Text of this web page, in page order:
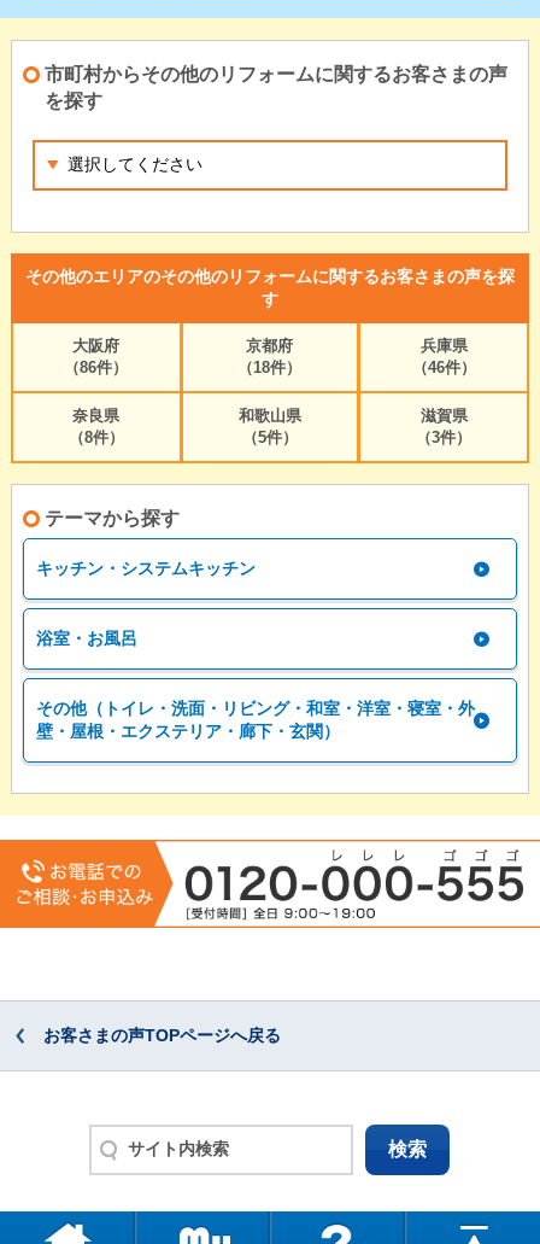
市町村からその他のリフォームに関するお客さまの声
を探す
その他のエリアのその他のリフォームに関するお客さまの声を探
す
大阪府
（86件）
京都府
（18件）
兵庫県
（46件）
奈良県
（8件）
和歌山県
（5件）
滋賀県
（3件）
テーマから探す
キッチン・システムキッチン
浴室・お風呂
その他（トイレ・洗面・リビング・和室・洋室・寝室・外
壁・屋根・エクステリア・廊下・玄関）
お客さまの声TOPページへ戻る